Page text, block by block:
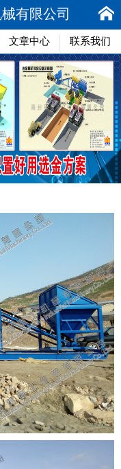
有限公司
文章中心 联系我们